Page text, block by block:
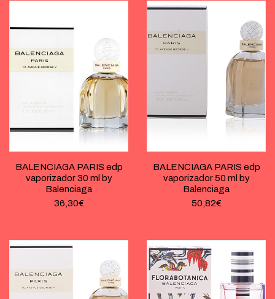
BALENCIAGA PARIS edp
vaporizador 30 ml by
Balenciaga
36,30€
BALENCIAGA PARIS edp
vaporizador 50 ml by
Balenciaga
50,82€